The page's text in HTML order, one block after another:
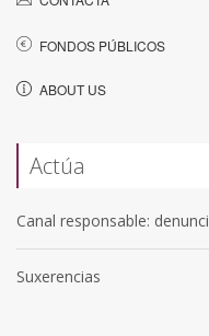
FONDOS PÚBLICOS
ABOUT US
Actúa
Canal responsable:
Suxerencias